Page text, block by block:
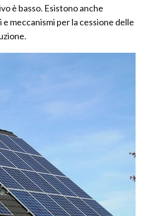
è basso. Esistono anche
meccanismi per la cessione delle